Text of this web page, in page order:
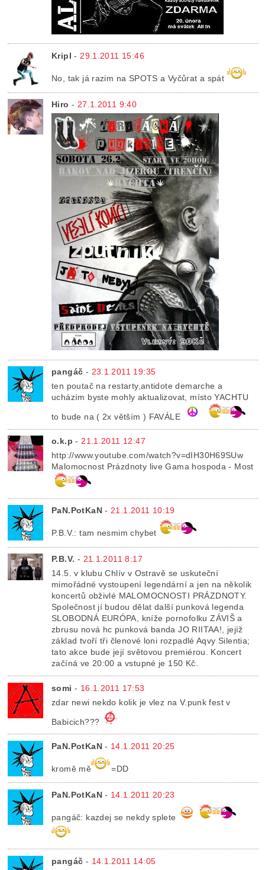
Kripl - 29.1.2011 15:46
No, tak já razim na SPOTS a Vyčůrat a spát
Hiro - 27.1.2011 9:40
pangáč - 23.1.2011 19:35
ten poutač na restarty,antidote demarche a
ucházím byste mohly aktualizovat, místo YACHTU
to bude na ( 2x větším ) FAVÁLE
o.k.p -21.1.2011 12:47
http://www.youtube.com/watch?v=dIH30H69SUw
Malomocnost Prázdnoty live Gama hospoda - Most
PaN.PotKaN-21.1.2011 10:19
P.B.V.: tam nesmim chybet
P.B.V. - 21.1.2011 8:17
14.5. v klubu Chlív v Ostravě se uskuteční
mimořádné vystoupení legendární a jen na několik
koncertů obživlé MALOMOCNOSTI PRÁZDNOTY.
Společnost jí budou dělat další punková legenda
SLOBODNÁ EURÓPA, kníže pornofolku ZÁVIŠ a
zbrusu nová hc punková banda JO RIITAA!, jejíž
základ tvoří tři členové loni rozpadlé Aqvy Silentia;
tato akce bude její světovou premiérou. Koncert
začíná ve 20:00 a vstupné je 150 Kč.
somi - 16.1.2011 17:53
zdar newi nekdo kolik je vlez na V.punk fest v
Babicich???
PaN.PotKaN- 14.1.2011 20:25
kromě mě =DD
PaN.PotKaN- 14.1.2011 20:23
pangáč: kazdej se nekdy splete
pangáč - 14.1.2011 14:05